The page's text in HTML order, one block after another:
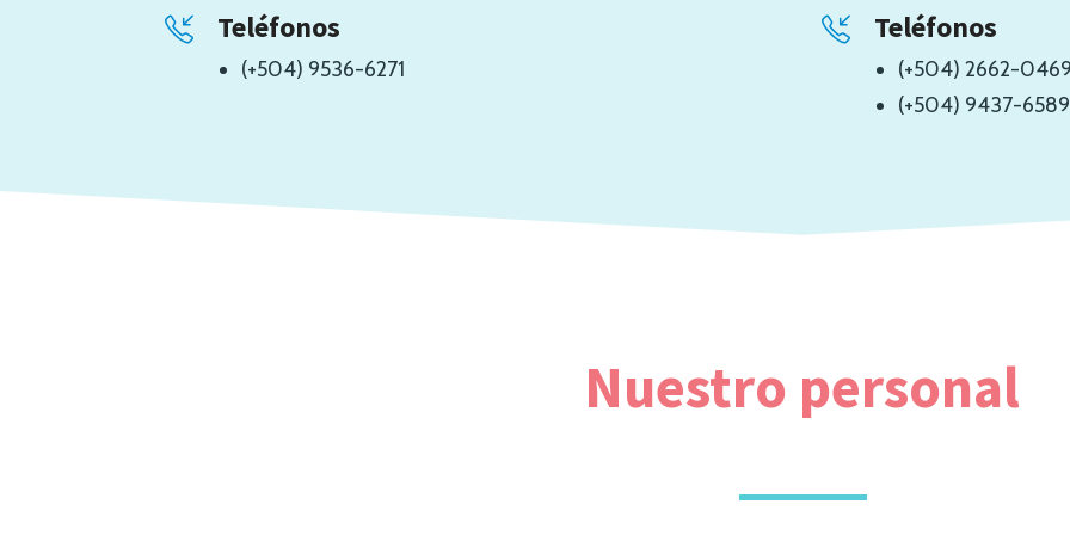
Teléfonos
(+504) 9536-6271
Teléfonos
(+504) 2662-
(+504) 9437-6589
Nuestro personal